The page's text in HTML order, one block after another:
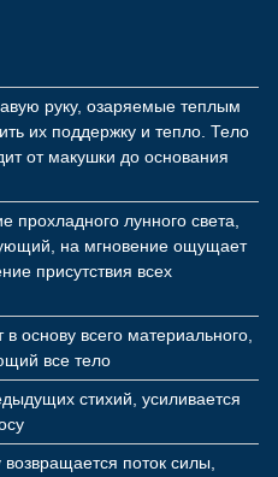
руку, озаряемые теплым
их поддержку и тепло. Тело
от макушки до основания
лунного света,
на мгновение ощущает
присутствия всех
основу всего материального,
все тело
стихий, усиливается
возвращается поток силы,